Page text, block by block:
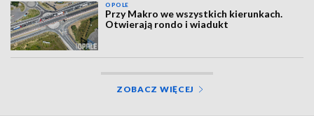
OPOLE
Przy Makro we wszystkich kierunkach.
Otwierają rondo i wiadukt
ZOBACZ WIĘCEJ